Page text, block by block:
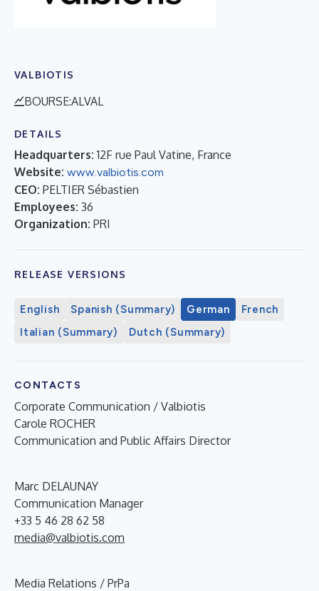
VALBIOTIS
BOURSE:ALVAL
DETAILS
Headquarters: 12F rue Paul Vatine, France
Website: www.valbiotis.com
CEO: PELTIER Sébastien
Employees: 36
Organization: PRI
RELEASE VERSIONS
English Spanish (Summary) German
French
Italian (Summary)
Dutch (Summary)
CONTACTS
Corporate Communication / Valbiotis
Carole ROCHER
Communication and Public Affairs Director
Marc DELAUNAY
Communication Manager
+33 5 46 28 62 58
media@valbiotis.com
Media Relations / PrPa